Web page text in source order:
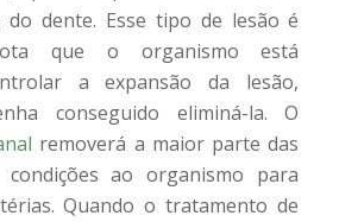
dente. Esse tipo de lesão é
que o organismo está
a expansão da lesão,
conseguido eliminá-la. O
removerá a maior parte das
condições ao organismo para
Quando o tratamento de